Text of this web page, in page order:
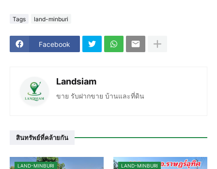
Tags land-minburi
Facebook
Landsiam
ขาย รับฝากขาย บ้านและที่ดิน
สินทรัพย์ที่คล้ายกัน
LAND-MINBURI LAND-MINBURI